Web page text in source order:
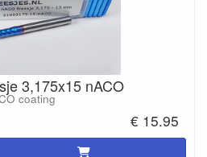
3,175x15 nACO
coating
€ 15.95